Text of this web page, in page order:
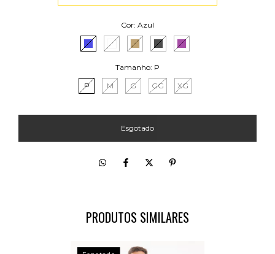
Cor: Azul
Tamanho: P
P
M G GG XG
PRODUTOS SIMILARES